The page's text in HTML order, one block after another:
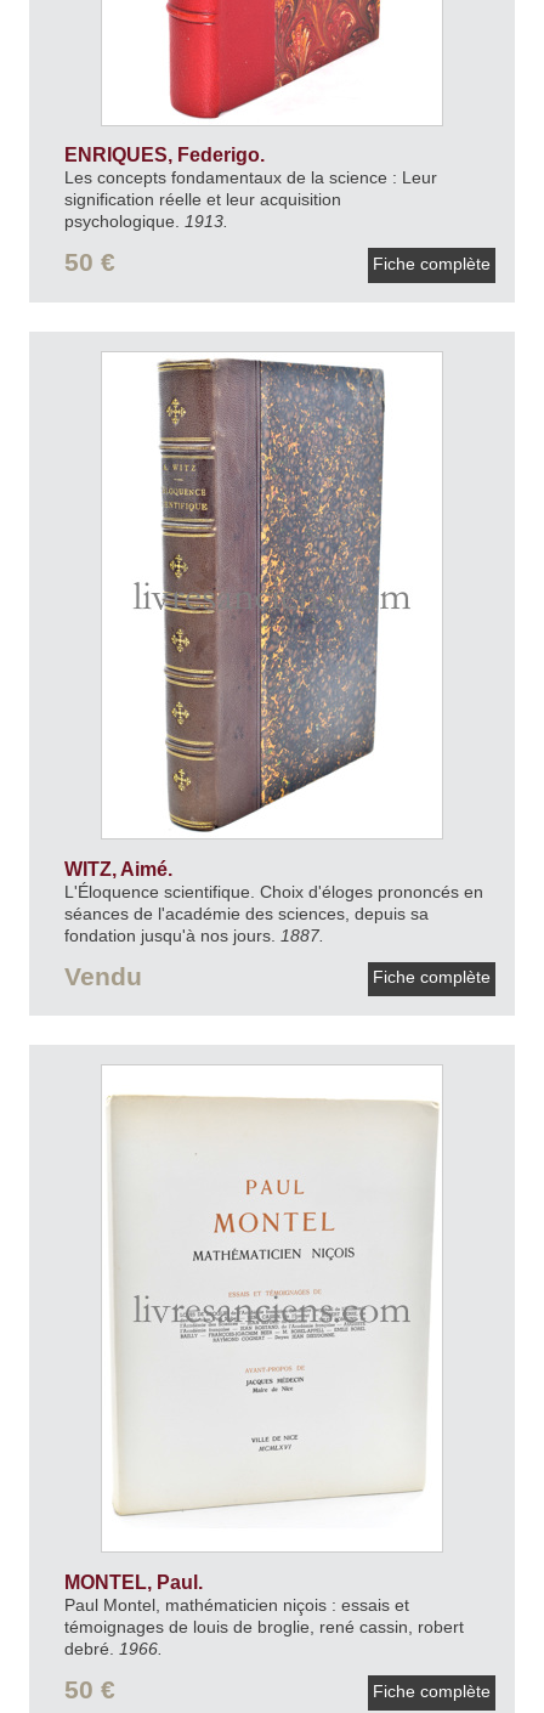
ENRIQUES, Federigo.
Les concepts fondamentaux de la science : Leur
signification réelle et leur acquisition
psychologique. 1913.
50 € Fiche complète
WITZ, Aimé.
L'Éloquence scientifique. Choix d'éloges prononcés en
séances de l'académie des sciences, depuis sa
fondation jusqu'à nos jours.
1887.
Vendu Fiche complète
MONTEL, Paul.
Paul Montel, mathématicien niçois : essais et
témoignages de louis de broglie, rené cassin, robert
debré. 1966.
50 € Fiche complète